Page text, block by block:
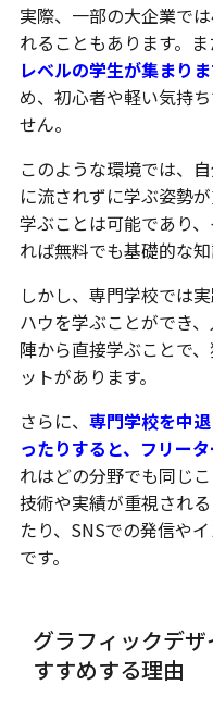
実際、一部の大企業で
れることもあります。ま
レベルの学生が集まり
め、初心者や軽い気持
せん。
このような環境では、
に流されずに学ぶ姿勢
学ぶことは可能であり
れば無料でも基礎的な
しかし、専門学校では
ハウを学ぶことができ
陣から直接学ぶことで
ットがあります。
さらに、 専門学校を中
ったりすると、フリー
れはどの分野でも同じ
技術や実績が重視され
たり、SNSでの発信や
です。
グラフィックデ
すすめする理由